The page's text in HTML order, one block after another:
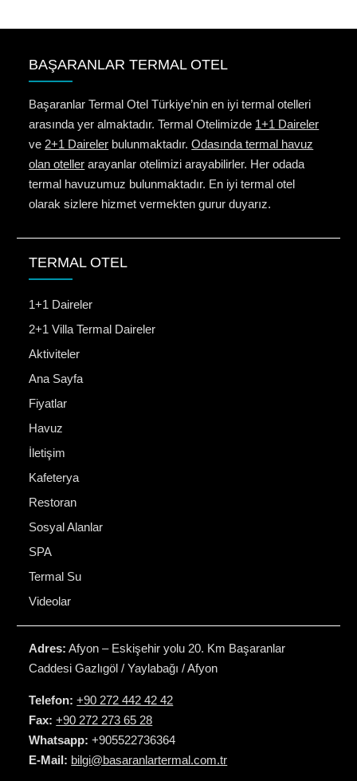
BAŞARANLAR TERMAL OTEL
Başaranlar Termal Otel Türkiye’nin en iyi termal otelleri
arasında yer almaktadır. Termal Otelimizde 1+1 Daireler
ve 2+1 Daireler bulunmaktadır.Odasında termal havuz
olan oteller arayanlar otelimizi arayabilirler. Her odada
termal havuzumuz bulunmaktadır. En iyi termal otel
olarak sizlere hizmet vermekten gurur duyarız.
TERMAL OTEL
1+1 Daireler
2+1 Villa Termal Daireler
Aktiviteler
Ana Sayfa
Fiyatlar
Havuz
İletişim
Kafeterya
Restoran
Sosyal Alanlar
SPA
Termal Su
Videolar
Adres: Afyon – Eskişehir yolu 20. Km Başaranlar
Caddesi Gazlıgöl / Yaylabağı / Afyon
Telefon: +90 272 442 42 42
Fax: +90 272 273 65 28
Whatsapp: +905522736364
E-Mail: bilgi@basaranlartermal.com.tr